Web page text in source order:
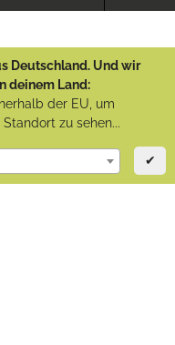
Deutschland. Und wir
deinem Land:
der EU, um
zu sehen...
✔